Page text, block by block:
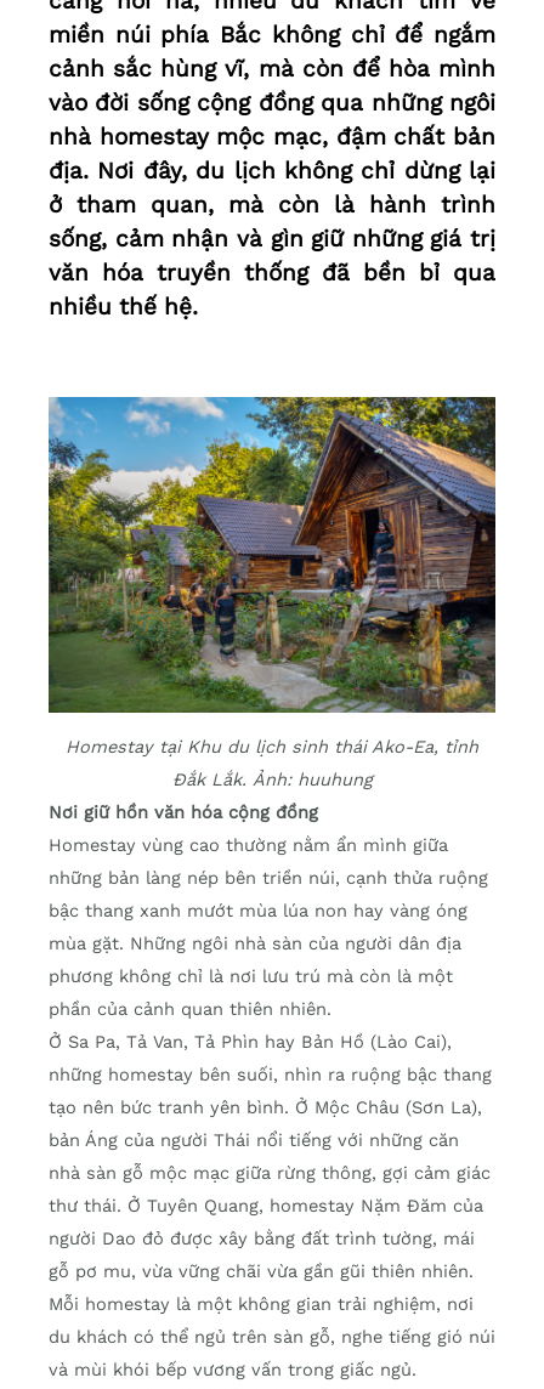
miền núi phía Bắc không chỉ để ngắm
cảnh sắc hùng vĩ, mà còn để hòa mình
vào đời sống cộng đồng qua những ngôi
nhà homestay mộc mạc, đậm chất bản
địa. Nơi đây, du lịch không chỉ dừng lại
ở tham quan, mà còn là hành trình
sống, cảm nhận và gìn giữ những giá trị
văn hóa truyền thống đã bền bỉ qua
nhiều thế hệ.
Homestay tại Khu du lịch sinh thái Ako-Ea, tỉnh
Đắk Lắk. Ảnh: huuhung
Nơi giữ hồn văn hóa cộng đồng
Homestay vùng cao thường nằm ẩn mình giữa
những bản làng nép bên triền núi, cạnh thửa ruộng
bậc thang xanh mướt mùa lúa non hay vàng óng
mùa gặt. Những ngôi nhà sàn của người dân địa
phương không chỉ là nơi lưu trú mà còn là một
phần của cảnh quan thiên nhiên.
Ở Sa Pa, Tả Van, Tả Phìn hay Bản Hồ (Lào Cai),
những homestay bên suối, nhìn ra ruộng bậc thang
tạo nên bức tranh yên bình. Ở Mộc Châu (Sơn La),
bản Áng của người Thái nổi tiếng với những căn
nhà sàn gỗ mộc mạc giữa rừng thông, gợi cảm giác
thư thái. Ở Tuyên Quang, homestay Nặm Đăm của
người Dao đỏ được xây bằng đất trình tường, mái
gỗ pơ mu, vừa vững chãi vừa gần gũi thiên nhiên.
Mỗi homestay là một không gian trải nghiệm, nơi
du khách có thể ngủ trên sàn gỗ, nghe tiếng gió núi
và mùi khói bếp vương vấn trong giấc ngủ.